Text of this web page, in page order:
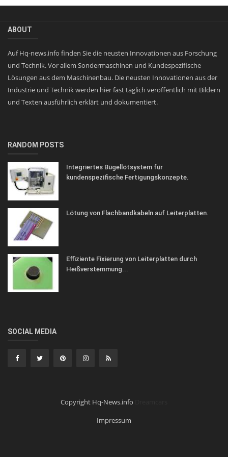
ABOUT
Auf Hq-news.info finden Sie die neusten Innovationen aus Forschung
und Technik. Vor allem Sondermaschinen und Kundespezifische
Lösungen aus dem Maschinenbau. Die neusten Innovationen aus der
Industrie und Technik werden hier fast täglich veröffentlich mit Bildern
und Texten ausführlich erklärt und dokumentiert.
RANDOM POSTS
Integriertes Bügellötsystem für
kundenspezifische Fertigungskonzepte.
Lötung von Flachbandkabeln auf Leiterplatten.
Effiziente Fixierung von Leiterplatten durch
Heißverstemmung...
SOCIAL MEDIA
Copyright Hq-News.info
Impressum